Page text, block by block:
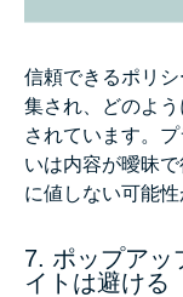
信頼できるポリ
集され、どのよ
されています。
いは内容が曖昧
に値しない可能性
7. ポップアッ
イトは避ける